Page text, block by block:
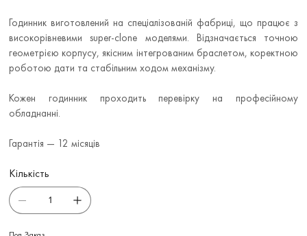
Годинник виготовлений на спеціалізованій фабриці, що працює з
високорівневими super-clone моделями. Відзначається точною
геометрією корпусу, якісним інтегрованим браслетом, коректною
роботою дати та стабільним ходом механізму.
Кожен годинник проходить перевірку на професійному
обладнанні.
Гарантія — 12 місяців
Кількість